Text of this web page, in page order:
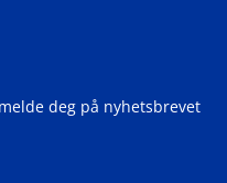
deg på nyhetsbrevet